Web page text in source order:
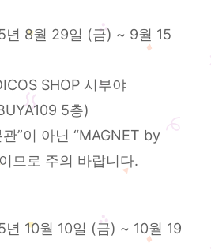
년 8월 29일 (금) ~ 9월 15
SHOP 시부야
5층)
”이 아닌 “MAGNET by
므로 주의 바랍니다.
년 10월 10일 (금) ~ 10월 19